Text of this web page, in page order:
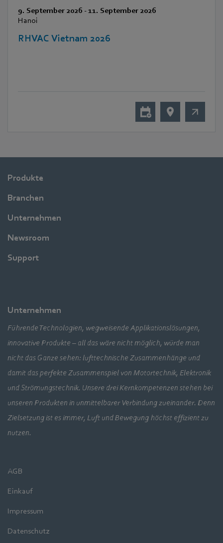
9. September 2026 -11. September 2026
Hanoi
RHVAC Vietnam 2026
Produkte
Branchen
Unternehmen
Newsroom
Support
Unternehmen
Führende Technologien, wegweisende Applikationslösungen,
innovative Produkte – all das wäre nicht möglich, würde man
nicht das Ganze sehen: lufttechnische Zusammenhänge und
damit das perfekte Zusammenspiel von Motortechnik, Elektronik
und Strömungstechnik. Unsere drei Kernkompetenzen stehen bei
unseren Produkten in unmittelbarer Verbindung zueinander. Denn
Zielsetzung ist es immer, Luft und Bewegung höchst effizient zu
nutzen.
AGB
Einkauf
Impressum
Datenschutz